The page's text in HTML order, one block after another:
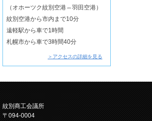
（オホーツク紋別空港⇔羽田空港）
紋別空港から市内まで10分
遠軽駅から車で1時間
札幌市から車で3時間40分
＞アクセスの詳細を見る
紋別商工会議所
〒094-0004